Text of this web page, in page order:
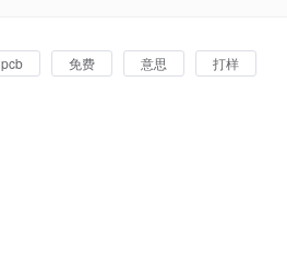
pcb 免费 意思 打样